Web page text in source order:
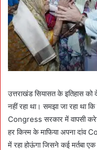
उत्तराखंड सियासत के इतिहास
नहीं रहा था। समझा जा रहा था
Congress सरकार में वापसी
हर किस्म के माफिया अपना दांव
में रहा होऊंगा जिसने कई मर्तबा